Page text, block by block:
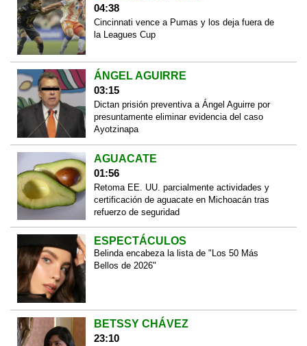
04:38
Cincinnati vence a Pumas y los deja fuera de
la Leagues Cup
ÁNGEL AGUIRRE
03:15
Dictan prisión preventiva a Ángel Aguirre por
presuntamente eliminar evidencia del caso
Ayotzinapa
AGUACATE
01:56
Retoma EE. UU. parcialmente actividades y
certificación de aguacate en Michoacán tras
refuerzo de seguridad
ESPECTÁCULOS
Belinda encabeza la lista de "Los 50 Más
Bellos de 2026"
BETSSY CHÁVEZ
23:10